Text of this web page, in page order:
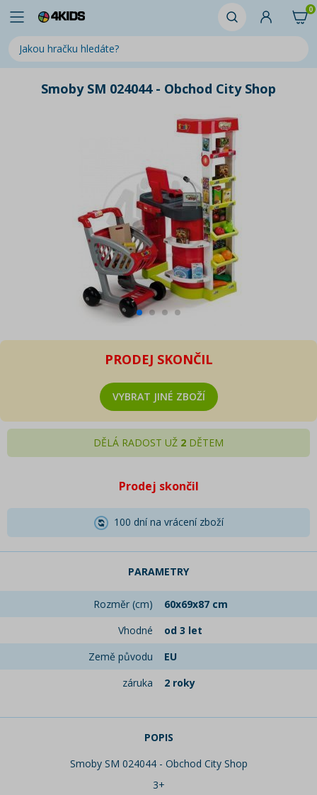
0
Smoby SM 024044 - Obchod City Shop
PRODEJ SKONČIL
VYBRAT JINÉ ZBOŽÍ
DĚLÁ RADOST UŽ 2 DĚTEM
Prodej skončil
100 dní na vrácení zboží
PARAMETRY
Rozměr (cm)
60x69x87 cm
Vhodné
od 3 let
Země původu
EU
záruka
2 roky
POPIS
Smoby SM 024044 - Obchod City Shop
3+